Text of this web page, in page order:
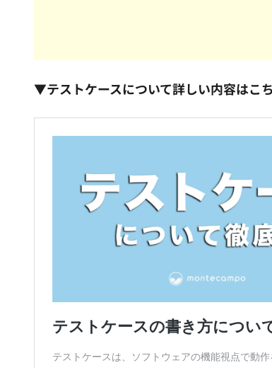
▼テストケースについて詳しい内容はこ